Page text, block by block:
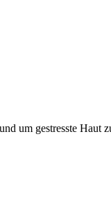
um gestresste Haut